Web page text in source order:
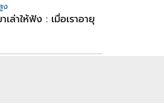
ง
าเล่าให้ฟัง : เมื่อเราอายุ